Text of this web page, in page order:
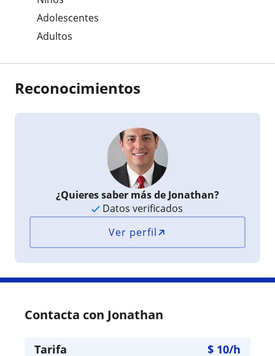
Adolescentes
Adultos
Reconocimientos
¿Quieres saber más de Jonathan?
Datos verificados
Ver perfil
Contacta con Jonathan
Tarifa $ 10/h